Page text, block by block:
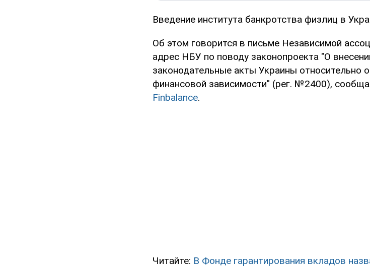
Введение института банкротства физлиц в
Об этом говорится в письме Независимой
адрес НБУ по поводу законопроекта "О
законодательные акты Украины относительно
финансовой зависимости" (рег. №2400),
Finbalance.
Читайте: В Фонде гарантирования вкладов